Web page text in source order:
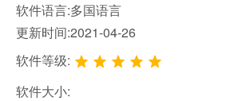
软件语言:多国语言
更新时间:2021-04-26
软件等级:
软件大小: